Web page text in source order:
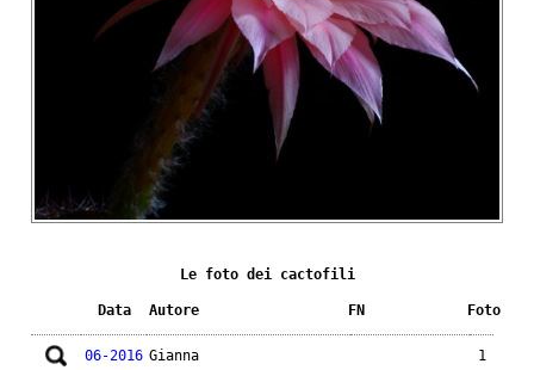
Le foto dei cactofili
Data Autore FN Foto
06-2016 Gianna 1